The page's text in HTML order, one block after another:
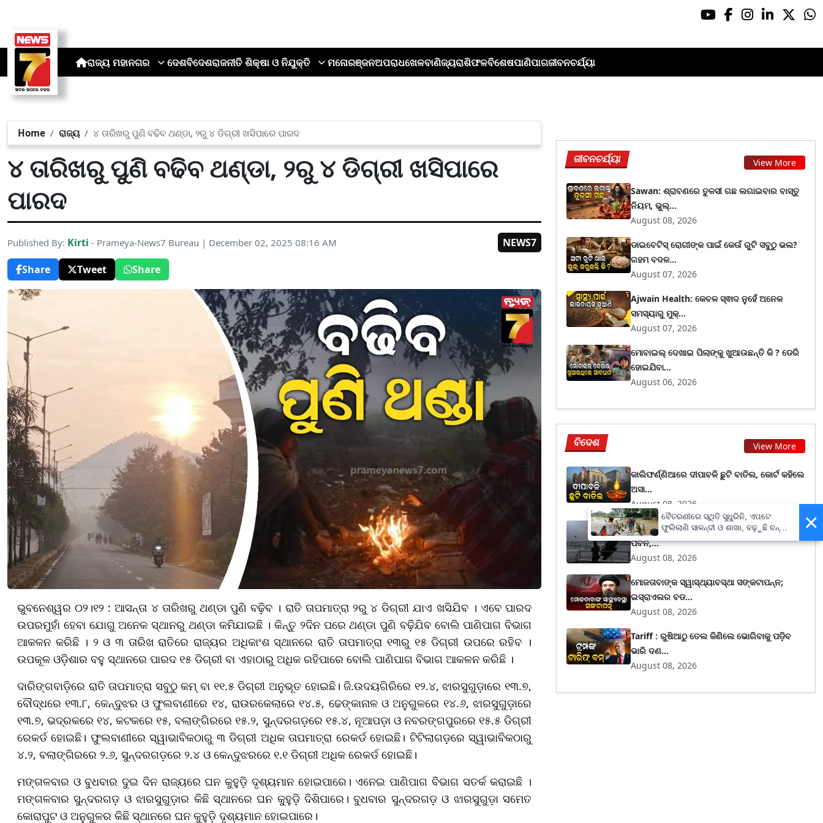
ରାଜ୍ୟ ମହାନଗର ଦେଶବିଦେଶରାଜନୀତି ଶିକ୍ଷା ଓ ନିଯୁକ୍ତି ମନୋରଞ୍ଜନଅପରାଧଖେଳବାଣିଜ୍ୟରାଶିଫଳବିଶେଷପାଣିପାଗଜୀବନଚର୍ଯ୍ୟା
Home ରାଜ୍ୟ ୪ ତାରିଖରୁ ପୁଣି ବଢିବ ଥଣ୍ଡା, ୨ରୁ ୪ ଡିଗ୍ରୀ ଖସିପାରେ ପାରଦ
୪ ତାରିଖରୁ ପୁଣି ବଢିବ ଥଣ୍ଡା, ୨ରୁ ୪ ଡିଗ୍ରୀ ଖସିପାରେ
ପାରଦ
Published By: Kirti - Prameya-News7 Bureau | December 02, 2025 08:16 AM
NEWS7
Share
Tweet Share
ଭୁବନେଶ୍ୱର ୦୨।୧୨ : ଆସନ୍ତା ୪ ତାରିଖରୁ ଥଣ୍ଡା ପୁଣି ବଢ଼ିବ । ରାତି ତାପମାତ୍ରା ୨ରୁ ୪ ଡିଗ୍ରୀ ଯାଏ ଖସିଯିବ । ଏବେ ପାରଦ
ଉପରମୁହାଁ ହେବା ଯୋଗୁ ଅନେକ ସ୍ଥାନରୁ ଥଣ୍ଡା କମିଯାଇଛି । କିନ୍ତୁ ୨ଦିନ ପରେ ଥଣ୍ଡା ପୁଣି ବଢ଼ିଯିବ ବୋଲି ପାଣିପାଗ ବିଭାଗ
ଆକଳନ କରିଛି । ୨ ଓ ୩ ତାରିଖ ରାତିରେ ରାଜ୍ୟର ଅଧିକାଂଶ ସ୍ଥାନରେ ରାତି ତାପମାତ୍ରା ୧୩ରୁ ୧୫ ଡିଗ୍ରୀ ଉପରେ ରହିବ ।
ଉପକୂଳ ଓଡ଼ିଶାର ବହୁ ସ୍ଥାନରେ ପାରଦ ୧୫ ଡିଗ୍ରୀ ବା ଏହାଠାରୁ ଅଧିକ ରହିପାରେ ବୋଲି ପାଣିପାଗ ବିଭାଗ ଆକଳନ କରିଛି ।
ଦାରିଙ୍ଗବାଡ଼ିରେ ରାତି ତାପମାତ୍ରା ସବୁଠୁ କମ୍ ବା ୧୧.୫ ଡିଗ୍ରୀ ଅନୁଭୂତ ହୋଇଛି। ଜି.ଉଦୟଗିରିରେ ୧୨.୪, ଝାରସୁଗୁଡ଼ାରେ ୧୩.୭,
ବୌଦ୍ଧରେ ୧୩.୮, କେନ୍ଦୁଝର ଓ ଫୁଲବାଣୀରେ ୧୪, ରାଉରକେଲାରେ ୧୪.୫, ଢେଙ୍କାନାଳ ଓ ଅନୁଗୁଳରେ ୧୪.୬, ଝାରସୁଗୁଡ଼ାରେ
୧୩.୭, ଭଦ୍ରକରେ ୧୪, କଟକରେ ୧୫, ବଲାଙ୍ଗିରରେ ୧୫.୨, ସୁନ୍ଦରଗଡ଼ରେ ୧୫.୪, ନୂଆପଡ଼ା ଓ ନବରଙ୍ଗପୁରରେ ୧୫.୫ ଡିଗ୍ରୀ
ରେକର୍ଡ ହୋଇଛି। ଫୁଲବାଣୀରେ ସ୍ୱାଭାବିକଠାରୁ ୩ ଡିଗ୍ରୀ ଅଧିକ ତାପମାତ୍ରା ରେକର୍ଡ ହୋଇଛି। ଟିଟିଲାଗଡ଼ରେ ସ୍ୱାଭାବିକଠାରୁ
୪.୨, ବଲାଙ୍ଗିରରେ ୨.୬, ସୁନ୍ଦରଗଡ଼ରେ ୨.୪ ଓ କେନ୍ଦୁଝରରେ ୧.୧ ଡିଗ୍ରୀ ଅଧିକ ରେକର୍ଡ ହୋଇଛି।
ମଙ୍ଗଳବାର ଓ ବୁଧବାର ଦୁଇ ଦିନ ରାଜ୍ୟରେ ଘନ କୁହୁଡ଼ି ଦୃଶ୍ୟମାନ ହୋଇପାରେ। ଏନେଇ ପାଣିପାଗ ବିଭାଗ ସତର୍କ କରାଇଛି ।
ମଙ୍ଗଳବାର ସୁନ୍ଦରଗଡ଼ ଓ ଝାରସୁଗୁଡ଼ାର କିଛି ସ୍ଥାନରେ ଘନ କୁହୁଡ଼ି ଦିଶିପାରେ। ବୁଧବାର ସୁନ୍ଦରଗଡ଼ ଓ ଝାରସୁଗୁଡ଼ା ସମେତ
କୋରାପୁଟ ଓ ଅନୁଗୁଳର କିଛି ସ୍ଥାନରେ ଘନ କୁହୁଡ଼ି ଦୃଶ୍ୟମାନ ହୋଇପାରେ।
ଜୀବନଚର୍ଯ୍ୟା View More
Sawan: ଶ୍ରାବଣରେ ତୁଳସୀ ଗଛ ଲଗାଇବାର ବାସ୍ତୁ
ନିୟମ, ଭୁଲ୍...
August 08, 2026
ଡାଇବେଟିସ୍ ରୋଗୀଙ୍କ ପାଇଁ କେଉଁ ରୁଟି ସବୁଠୁ ଭଲ?
ଗହମ ବଦଳ...
August 07, 2026
Ajwain Health: କେବଳ ସ୍ଵାଦ ନୁହେଁ ଅନେକ
ସମସ୍ୟାରୁ ମୁକ୍...
August 07, 2026
ମୋବାଇଲ୍ ଦେଖାଇ ପିଲାଙ୍କୁ ଖୁଆଉଛନ୍ତି କି ? ଡେରି
ହୋଇଯିବା...
August 06, 2026
ବିଦେଶ View More
କାଲିଫର୍ଣ୍ଣିଆରେ ଦୀପାବଳି ଛୁଟି ବାତିଲ, କୋର୍ଟ କହିଲେ
ଅସା...
August 08, 2026
ଉପକୂଳକୁ ମାଡ଼ିଆସୁଛି ‘ଡଲଫିନ୍' ! ୨୦୦ କିମି ବେଗରେ
ପବନ,...
August 08, 2026
ମୋଜତାବାଙ୍କ ସ୍ୱାସ୍ଥ୍ୟାବସ୍ଥା ସଙ୍କଟାପନ୍ନ;
ଇସ୍ରାଏଲର ବଡ...
August 08, 2026
Tariff : ରୁଷିଆଠୁ ତେଲ କିଣିଲେ ଭୋଗିବାକୁ ପଡ଼ିବ
ଭାରି ଦଣ...
August 08, 2026
×
ବୈତରଣୀରେ ସ୍ଥିତି ସୁଧୁରିନି, ଏପଟେ
ଫୁଲିଲାଣି ସାଳନ୍ଦୀ ଓ ଶାଖା, ବଢ଼ୁଛି ବନ୍ୟା